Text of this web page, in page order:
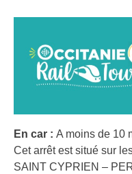
En car : A moins de 10
Cet arrêt est situé sur
SAINT CYPRIEN –